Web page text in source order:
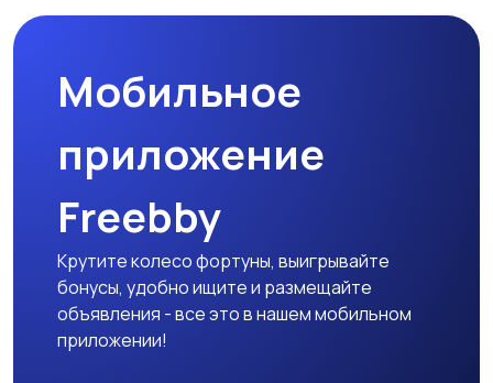
Мобильное
приложение
Freebby
Крутите колесо фортуны, выигрывайте
бонусы, удобно ищите и размещайте
объявления - все это в нашем мобильном
приложении!